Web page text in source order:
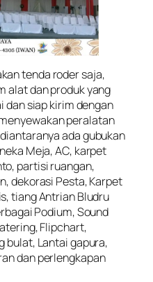
tenda roder saja,
alat dan produk yang
dan siap kirim dengan
peralatan
ada gubukan
Meja, AC, karpet
partisi ruangan,
dekorasi Pesta, Karpet
tiang Antrian Bludru
Podium, Sound
Flipchart,
bulat, Lantai gapura,
dan perlengkapan